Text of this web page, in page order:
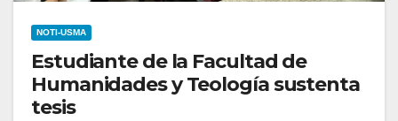
NOTI-USMA
Estudiante de la Facultad de
Humanidades y Teología sustenta
tesis